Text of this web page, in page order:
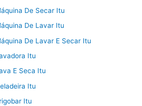
De Secar Itu
De Lavar Itu
De Lavar E Secar Itu
Itu
E Seca Itu
Itu
Itu